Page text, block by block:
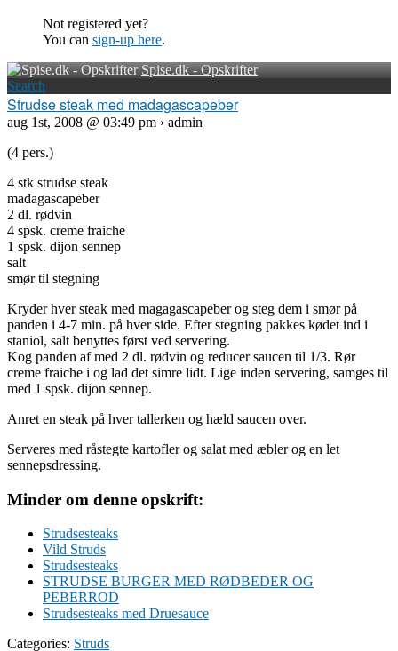
Not registered yet?
You can sign-up here.
Spise.dk - Opskrifter
Search
Strudse steak med madagascapeber
aug 1st, 2008 @ 03:49 pm › admin
(4 pers.)
4 stk strudse steak
madagascapeber
2 dl. rødvin
4 spsk. creme fraiche
1 spsk. dijon sennep
salt
smør til stegning
Kryder hver steak med magagascapeber og steg dem i smør på
panden i 4-7 min. på hver side. Efter stegning pakkes kødet ind i
staniol, salt benyttes først ved servering.
Kog panden af med 2 dl. rødvin og reducer saucen til 1/3. Rør
creme fraiche i og lad det simre lidt. Lige inden servering, samges til
med 1 spsk. dijon sennep.
Anret en steak på hver tallerken og hæld saucen over.
Serveres med råstegte kartofler og salat med æbler og en let
sennepsdressing.
Minder om denne opskrift:
Strudsesteaks
Vild Struds
Strudsesteaks
STRUDSE BURGER MED RØDBEDER OG
PEBERROD
Strudsesteaks med Druesauce
Categories: Struds